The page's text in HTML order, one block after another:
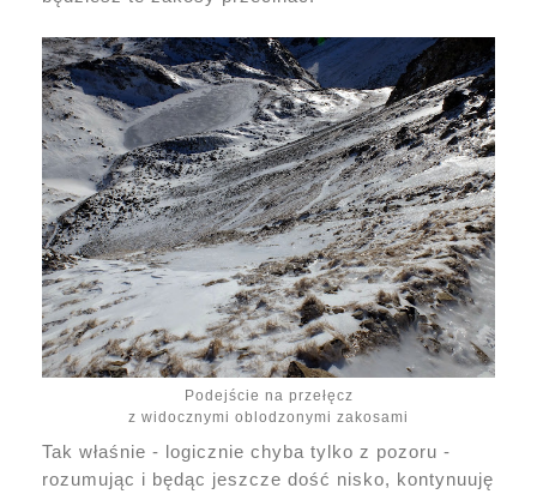
Podejście na przełęcz
z widocznymi oblodzonymi zakosami
Tak właśnie - logicznie chyba tylko z pozoru -
rozumując i będąc jeszcze dość nisko, kontynuuję